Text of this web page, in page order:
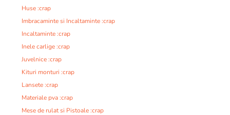
Huse :crap
Imbracaminte si Incaltaminte :crap
Incaltaminte :crap
Inele carlige :crap
Juvelnice :crap
Kituri monturi :crap
Lansete :crap
Materiale pva :crap
Mese de rulat si Pistoale :crap